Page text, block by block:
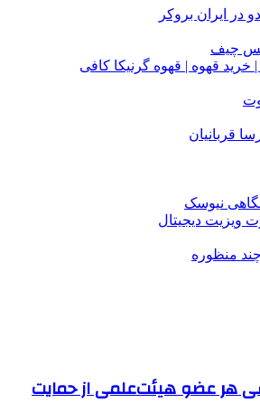
در ایران بروکر
چیف
خرید قهوه | قهوه گرنیکا کافی
قربانیان
نیوسک
ویزیت دیجیتال
منظوره
هر عضو هیئت‌علمی از حمایت